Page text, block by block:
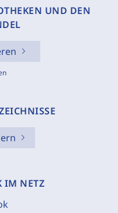
UND DEN
IM NETZ